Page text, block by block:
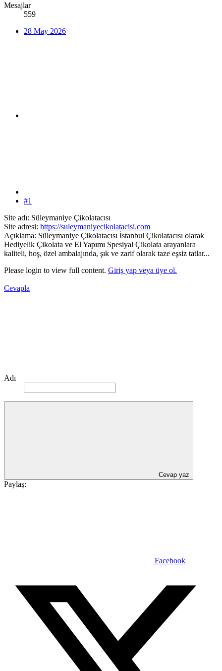
Mesajlar
559
28 May 2026
#1
Site adı: Süleymaniye Çikolatacısı
Site adresi: https://suleymaniyecikolatacisi.com
Açıklama: Süleymaniye Çikolatacısı İstanbul Çikolatacısı olarak
Hediyelik Çikolata ve El Yapımı Spesiyal Çikolata arayanlara
kaliteli, hoş, özel ambalajında, şık ve zarif olarak taze eşsiz tatlar...
Please login to view full content. Giriş yap veya üye ol.
Cevapla
Adı
Cevap yaz
Paylaş:
Facebook